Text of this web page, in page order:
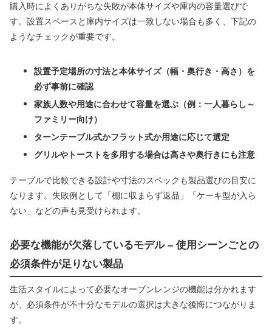
購入時によくありがちな失敗が本体サイズや庫内の容量選びで
す。設置スペースと庫内サイズは一致しない場合も多く、下記の
ようなチェックが重要です。
設置予定場所の寸法と本体サイズ（幅・奥行き・高さ）を
必ず事前に確認
家族人数や用途に合わせて容量を選ぶ（例：一人暮らし～
ファミリー向け）
ターンテーブル式かフラット式か用途に応じて選定
グリルやトーストを多用する場合は高さや奥行きにも注意
テーブルで比較できる設計や寸法のスペックも製品選びの目安に
なります。失敗例として「棚に収まらず返品」「ケーキ型が入ら
ない」などの声も見受けられます。
必要な機能が欠落しているモデル – 使用シーンごとの
必須条件が足りない製品
生活スタイルによって必要なオーブンレンジの機能は分かれます
が、必須条件が不十分なモデルの選択は大きな後悔につながりま
す。